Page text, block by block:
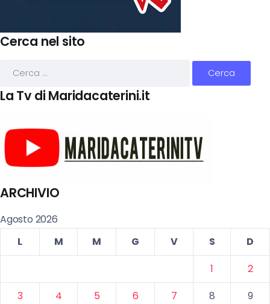
Cerca nel sito
La Tv di Maridacaterini.it
ARCHIVIO
Agosto 2026
L
M M G V S
D
1
2
3
4 5 6 7 8
9